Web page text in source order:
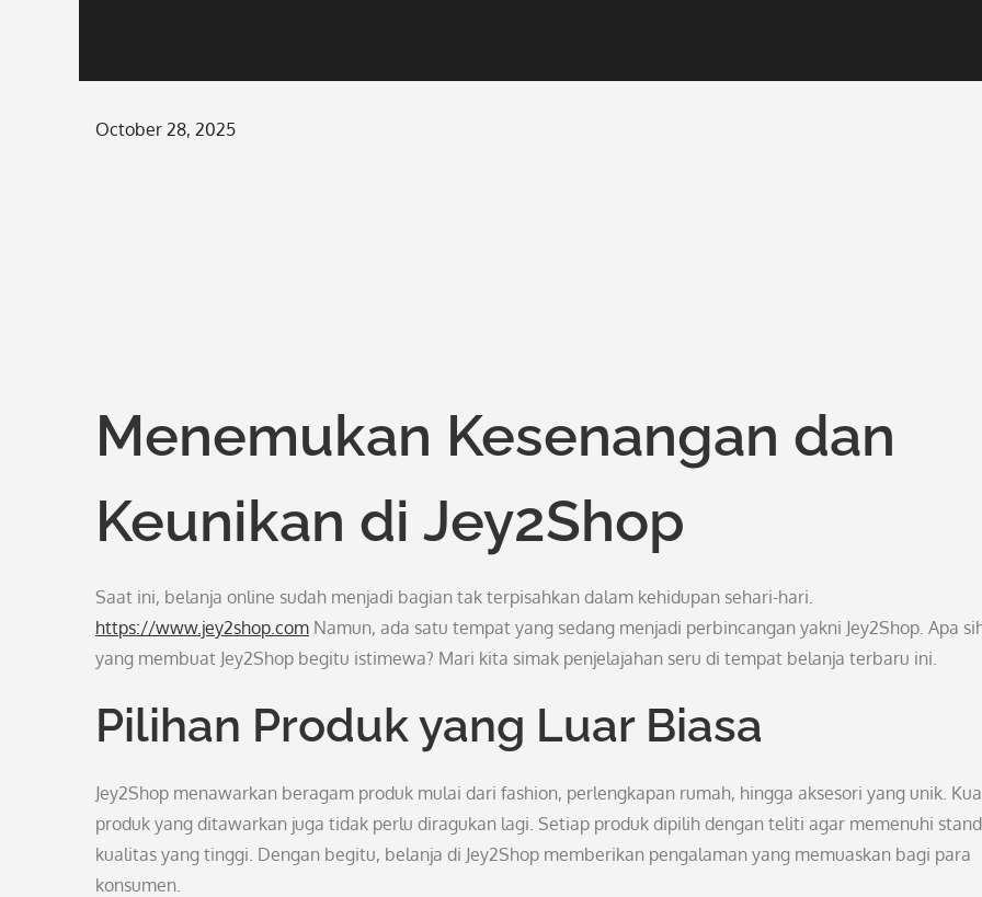
Posted
October 28, 2025
Menemukan Kesenangan dan
Keunikan di Jey2Shop
Saat ini, belanja online sudah menjadi bagian tak terpisahkan dalam kehidupan sehari-hari.
https://www.jey2shop.com Namun, ada satu tempat yang sedang menjadi perbincangan yakni Jey2Shop. Apa
yang membuat Jey2Shop begitu istimewa? Mari kita simak penjelajahan seru di tempat belanja terbaru ini.
Pilihan Produk yang Luar Biasa
Jey2Shop menawarkan beragam produk mulai dari fashion, perlengkapan rumah, hingga aksesori yang unik.
produk yang ditawarkan juga tidak perlu diragukan lagi. Setiap produk dipilih dengan teliti agar memenuhi
kualitas yang tinggi. Dengan begitu, belanja di Jey2Shop memberikan pengalaman yang memuaskan bagi para
konsumen.